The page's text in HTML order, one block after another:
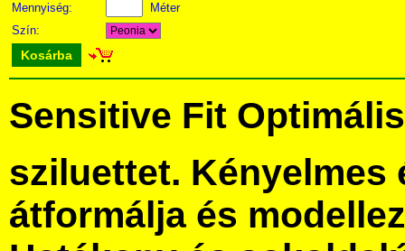
Mennyiség:
Méter
Szín:
Kosárba
Sensitive Fit
sziluettet. Kényelmes
átformálja és